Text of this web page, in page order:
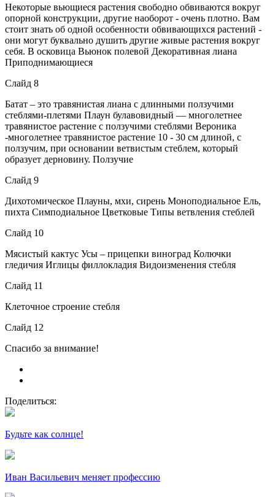
Некоторые вьющиеся растения свободно обвиваются вокруг
опорной конструкции, другие наоборот - очень плотно. Вам
стоит знать об одной особенности обвивающихся растений -
они могут буквально душить другие живые растения вокруг
себя. В осковица Вьюнок полевой Декоративная лиана
Приподнимающиеся
Слайд 8
Батат – это травянистая лиана с длинными ползучими
стеблями-плетями Плаун булавовидный — многолетнее
травянистое растение с ползучими стеблями Вероника
-многолетнее травянистое растение 10 - 30 см длиной, с
ползучим, при основании ветвистым стеблем, который
образует дерновину. Ползучие
Слайд 9
Дихотомическое Плауны, мхи, сирень Моноподиальное Ель,
пихта Симподиальное Цветковые Типы ветвления стеблей
Слайд 10
Мясистый кактус Усы – прицепки виноград Колючки
гледичия Иглицы филлокладия Видоизменения стебля
Слайд 11
Клеточное строение стебля
Слайд 12
Спасибо за внимание!
Поделиться:
Будьте как солнце!
Иван Васильевич меняет профессию